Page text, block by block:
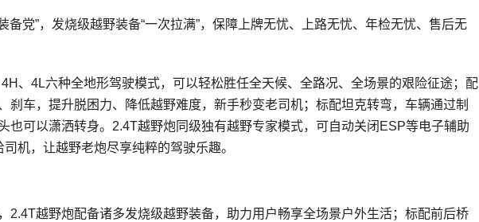
备党”，发烧级越野装备“一次拉满”，保障上牌无忧、上路无忧、年检无忧、售后无
、4L六种全地形驾驶模式，可以轻松胜任全天候、全路况、全场景的艰险征途；配
刹车，提升脱困力、降低越野难度，新手秒变老司机；标配坦克转弯，车辆通过制
也可以潇洒转身。2.4T越野炮同级独有越野专家模式，可自动关闭ESP等电子辅助
机，让越野老炮尽享纯粹的驾驶乐趣。
2.4T越野炮配备诸多发烧级越野装备，助力用户畅享全场景户外生活；标配前后桥